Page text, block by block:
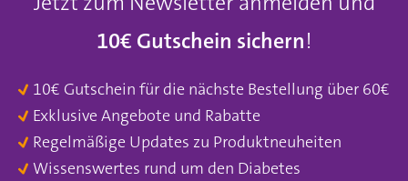
10€ Gutschein sichern!
10€ Gutschein für die nächste Bestellung über 60€
Exklusive Angebote und Rabatte
Regelmäßige Updates zu Produktneuheiten
Wissenswertes rund um den Diabetes